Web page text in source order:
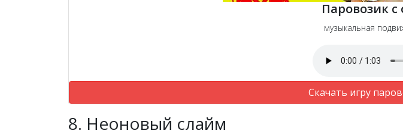
Паровозик
музыкальная
Скачать игру
8. Неоновый слайм